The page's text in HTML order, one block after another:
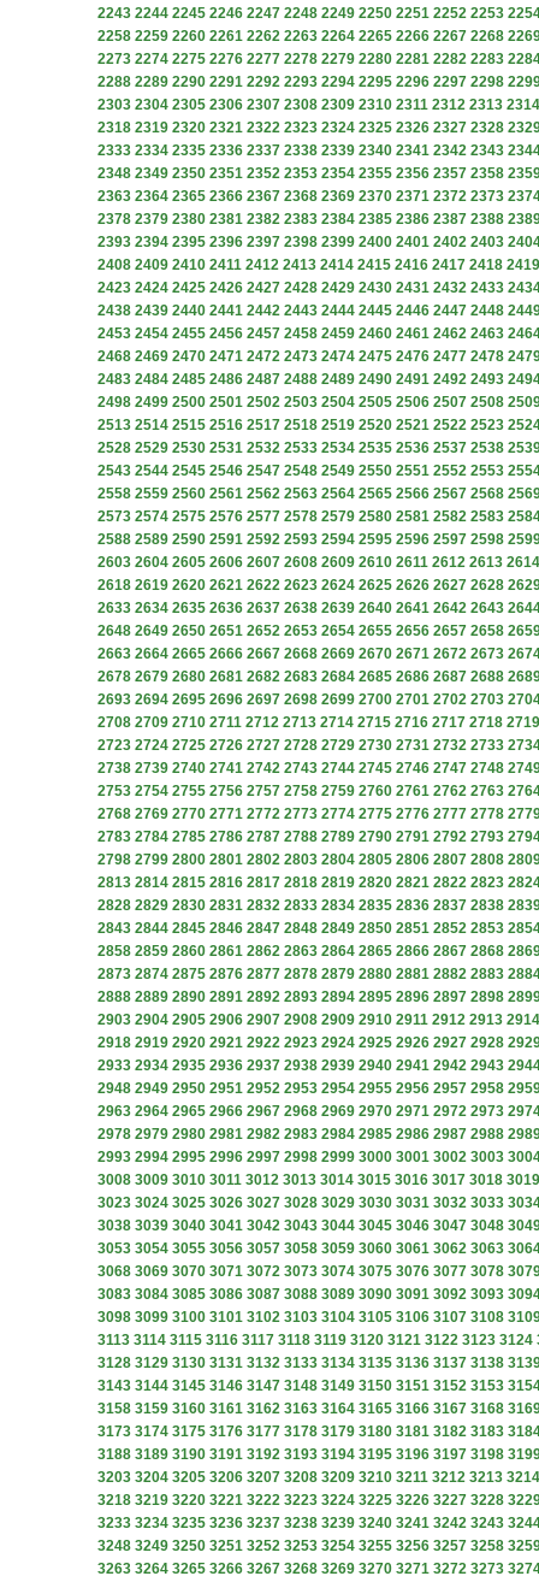
2243 2244 2245 2246 2247 2248 2249 2250 2251 2252 2253
2258 2259 2260 2261 2262 2263 2264 2265 2266 2267 2268
2273 2274 2275 2276 2277 2278 2279 2280 2281 2282 2283
2288 2289 2290 2291 2292 2293 2294 2295 2296 2297 2298
2303 2304 2305 2306 2307 2308 2309 2310 2311 2312 2313 2314
2318 2319 2320 2321 2322 2323 2324 2325 2326 2327 2328
2333 2334 2335 2336 2337 2338 2339 2340 2341 2342 2343
2348 2349 2350 2351 2352 2353 2354 2355 2356 2357 2358
2363 2364 2365 2366 2367 2368 2369 2370 2371 2372 2373
2378 2379 2380 2381 2382 2383 2384 2385 2386 2387 2388
2393 2394 2395 2396 2397 2398 2399 2400 2401 2402 2403
2408 2409 2410 2411 2412 2413 2414 2415 2416 2417 2418 2419
2423 2424 2425 2426 2427 2428 2429 2430 2431 2432 2433
2438 2439 2440 2441 2442 2443 2444 2445 2446 2447 2448
2453 2454 2455 2456 2457 2458 2459 2460 2461 2462 2463
2468 2469 2470 2471 2472 2473 2474 2475 2476 2477 2478
2483 2484 2485 2486 2487 2488 2489 2490 2491 2492 2493
2498 2499 2500 2501 2502 2503 2504 2505 2506 2507 2508
2513 2514 2515 2516 2517 2518 2519 2520 2521 2522 2523
2528 2529 2530 2531 2532 2533 2534 2535 2536 2537 2538
2543 2544 2545 2546 2547 2548 2549 2550 2551 2552 2553
2558 2559 2560 2561 2562 2563 2564 2565 2566 2567 2568
2573 2574 2575 2576 2577 2578 2579 2580 2581 2582 2583
2588 2589 2590 2591 2592 2593 2594 2595 2596 2597 2598
2603 2604 2605 2606 2607 2608 2609 2610 2611 2612 2613 2614
2618 2619 2620 2621 2622 2623 2624 2625 2626 2627 2628
2633 2634 2635 2636 2637 2638 2639 2640 2641 2642 2643
2648 2649 2650 2651 2652 2653 2654 2655 2656 2657 2658
2663 2664 2665 2666 2667 2668 2669 2670 2671 2672 2673
2678 2679 2680 2681 2682 2683 2684 2685 2686 2687 2688
2693 2694 2695 2696 2697 2698 2699 2700 2701 2702 2703
2708 2709 2710 2711 2712 2713 2714 2715 2716 2717 2718 2719
2723 2724 2725 2726 2727 2728 2729 2730 2731 2732 2733
2738 2739 2740 2741 2742 2743 2744 2745 2746 2747 2748
2753 2754 2755 2756 2757 2758 2759 2760 2761 2762 2763
2768 2769 2770 2771 2772 2773 2774 2775 2776 2777 2778
2783 2784 2785 2786 2787 2788 2789 2790 2791 2792 2793
2798 2799 2800 2801 2802 2803 2804 2805 2806 2807 2808
2813 2814 2815 2816 2817 2818 2819 2820 2821 2822 2823
2828 2829 2830 2831 2832 2833 2834 2835 2836 2837 2838
2843 2844 2845 2846 2847 2848 2849 2850 2851 2852 2853
2858 2859 2860 2861 2862 2863 2864 2865 2866 2867 2868
2873 2874 2875 2876 2877 2878 2879 2880 2881 2882 2883
2888 2889 2890 2891 2892 2893 2894 2895 2896 2897 2898
2903 2904 2905 2906 2907 2908 2909 2910 2911 2912 2913 2914
2918 2919 2920 2921 2922 2923 2924 2925 2926 2927 2928
2933 2934 2935 2936 2937 2938 2939 2940 2941 2942 2943
2948 2949 2950 2951 2952 2953 2954 2955 2956 2957 2958
2963 2964 2965 2966 2967 2968 2969 2970 2971 2972 2973
2978 2979 2980 2981 2982 2983 2984 2985 2986 2987 2988
2993 2994 2995 2996 2997 2998 2999 3000 3001 3002 3003
3008 3009 3010 3011 3012 3013 3014 3015 3016 3017 3018 3019
3023 3024 3025 3026 3027 3028 3029 3030 3031 3032 3033
3038 3039 3040 3041 3042 3043 3044 3045 3046 3047 3048
3053 3054 3055 3056 3057 3058 3059 3060 3061 3062 3063
3068 3069 3070 3071 3072 3073 3074 3075 3076 3077 3078
3083 3084 3085 3086 3087 3088 3089 3090 3091 3092 3093
3098 3099 3100 3101 3102 3103 3104 3105 3106 3107 3108
3113 3114 3115 3116 3117 3118 3119 3120 3121 3122 3123 3124
3128 3129 3130 3131 3132 3133 3134 3135 3136 3137 3138
3143 3144 3145 3146 3147 3148 3149 3150 3151 3152 3153
3158 3159 3160 3161 3162 3163 3164 3165 3166 3167 3168
3173 3174 3175 3176 3177 3178 3179 3180 3181 3182 3183
3188 3189 3190 3191 3192 3193 3194 3195 3196 3197 3198
3203 3204 3205 3206 3207 3208 3209 3210 3211 3212 3213 3214
3218 3219 3220 3221 3222 3223 3224 3225 3226 3227 3228
3233 3234 3235 3236 3237 3238 3239 3240 3241 3242 3243
3248 3249 3250 3251 3252 3253 3254 3255 3256 3257 3258
3263 3264 3265 3266 3267 3268 3269 3270 3271 3272 3273